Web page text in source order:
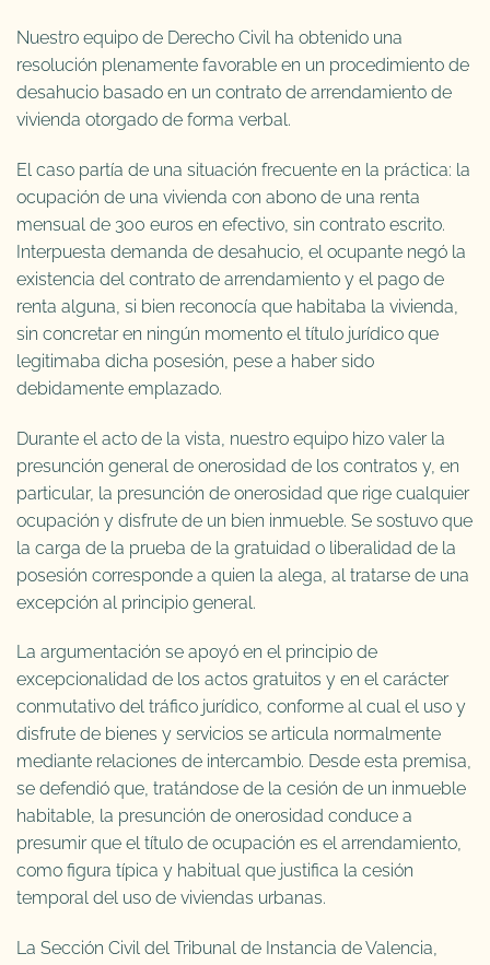
Nuestro equipo de Derecho Civil ha obtenido una
resolución plenamente favorable en un procedimiento de
desahucio basado en un contrato de arrendamiento de
vivienda otorgado de forma verbal.
El caso partía de una situación frecuente en la práctica: la
ocupación de una vivienda con abono de una renta
mensual de 300 euros en efectivo, sin contrato escrito.
Interpuesta demanda de desahucio, el ocupante negó la
existencia del contrato de arrendamiento y el pago de
renta alguna, si bien reconocía que habitaba la vivienda,
sin concretar en ningún momento el título jurídico que
legitimaba dicha posesión, pese a haber sido
debidamente emplazado.
Durante el acto de la vista, nuestro equipo hizo valer la
presunción general de onerosidad de los contratos y, en
particular, la presunción de onerosidad que rige cualquier
ocupación y disfrute de un bien inmueble. Se sostuvo que
la carga de la prueba de la gratuidad o liberalidad de la
posesión corresponde a quien la alega, al tratarse de una
excepción al principio general.
La argumentación se apoyó en el principio de
excepcionalidad de los actos gratuitos y en el carácter
conmutativo del tráfico jurídico, conforme al cual el uso y
disfrute de bienes y servicios se articula normalmente
mediante relaciones de intercambio. Desde esta premisa,
se defendió que, tratándose de la cesión de un inmueble
habitable, la presunción de onerosidad conduce a
presumir que el título de ocupación es el arrendamiento,
como figura típica y habitual que justifica la cesión
temporal del uso de viviendas urbanas.
La Sección Civil del Tribunal de Instancia de Valencia,